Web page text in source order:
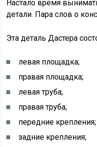
Настало время
детали. Пара слов о
Эта деталь Дастера
левая площадка;
правая площадка;
левая труба;
правая труба;
передние крепления;
задние крепления;